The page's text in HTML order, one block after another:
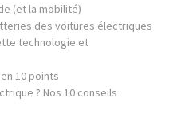
(et la mobilité)
des voitures électriques
technologie et
10 points
? Nos 10 conseils